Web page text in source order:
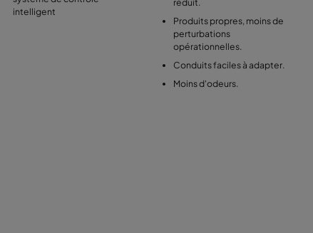
intelligent
Produits propres, moins de
perturbations
opérationnelles.
Conduits faciles à adapter.
Moins d'odeurs.